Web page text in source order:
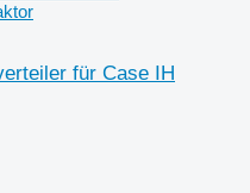
für Case IH